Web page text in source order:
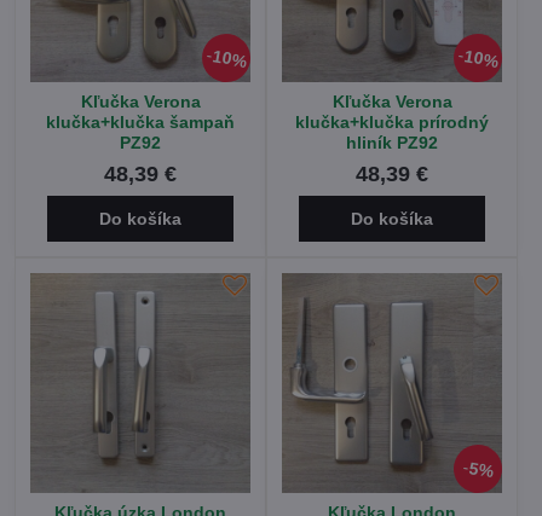
10%
Kľučka Verona
klučka+klučka šampaň
PZ92
48,39 €
Do košíka
10%
Kľučka Verona
klučka+klučka prírodný
hliník PZ92
48,39 €
Do košíka
Kľučka úzka London
5%
Kľučka London